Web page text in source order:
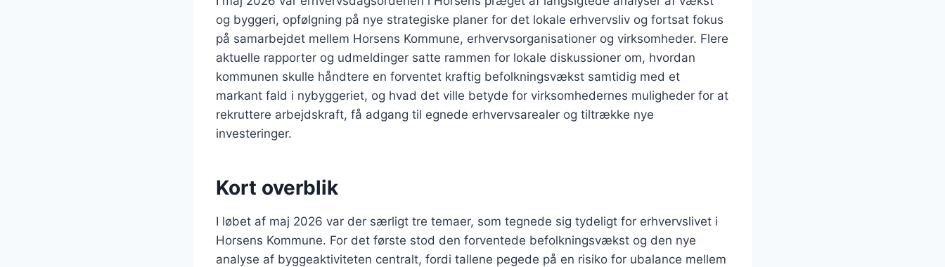
og byggeri, opfølgning på nye strategiske planer for det lokale erhvervsliv og fortsat fokus
på samarbejdet mellem Horsens Kommune, erhvervsorganisationer og virksomheder. Flere
aktuelle rapporter og udmeldinger satte rammen for lokale diskussioner om, hvordan
kommunen skulle håndtere en forventet kraftig befolkningsvækst samtidig med et
markant fald i nybyggeriet, og hvad det ville betyde for virksomhedernes muligheder for at
rekruttere arbejdskraft, få adgang til egnede erhvervsarealer og tiltrække nye
investeringer.
Kort overblik
I løbet af maj 2026 var der særligt tre temaer, som tegnede sig tydeligt for erhvervslivet i
Horsens Kommune. For det første stod den forventede befolkningsvækst og den nye
analyse af byggeaktiviteten centralt, fordi tallene pegede på en risiko for ubalance mellem